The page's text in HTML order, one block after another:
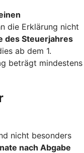
die Erklärung nicht
des Steuerjahres
ab dem 1.
beträgt mindestens
nicht besonders
nach Abgabe